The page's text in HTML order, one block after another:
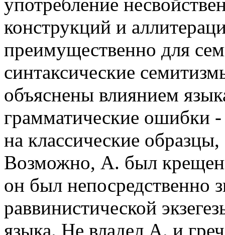
конструкций и
преимущественно для
синтаксические
объяснены влиянием
грамматические ошибки
на классические
Возможно, А. был
он был непосредственно
раввинистической
языка. Не владел А. и